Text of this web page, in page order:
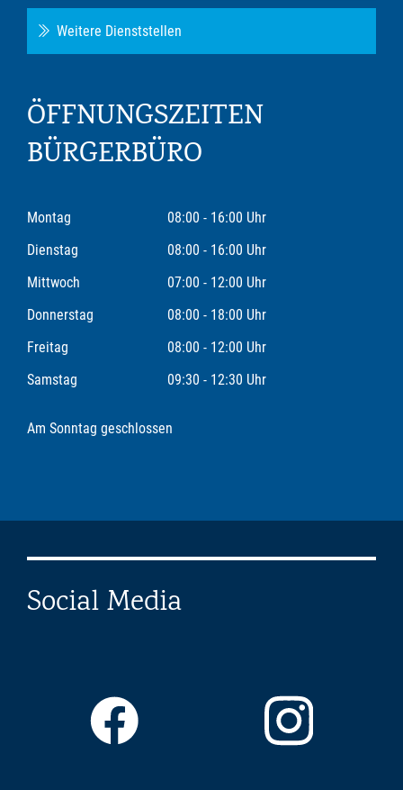
Weitere Dienststellen
ÖFFNUNGSZEITEN
BÜRGERBÜRO
Montag
08:00 - 16:00 Uhr
Dienstag
08:00 - 16:00 Uhr
Mittwoch
07:00 - 12:00 Uhr
Donnerstag
08:00 - 18:00 Uhr
Freitag
08:00 - 12:00 Uhr
Samstag
09:30 - 12:30 Uhr
Am Sonntag geschlossen
Social Media